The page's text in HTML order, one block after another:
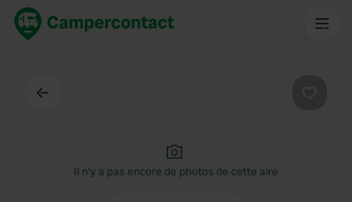
Il n'y a pas encore de photos de cette aire